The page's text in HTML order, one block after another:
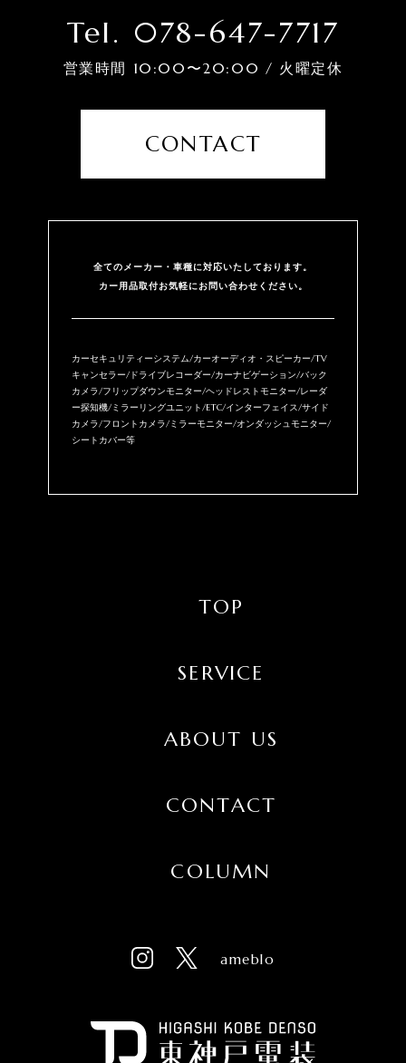
Tel. 078-647-7717
営業時間 10:00〜20:00 / 火曜定休
CONTACT
全てのメーカー・⾞種に対応いたしております。
カー用品取付お気軽にお問い合わせください。
カーセキュリティーシステム/カーオーディオ・スピーカー/TV
キャンセラー/ドライブレコーダー/カーナビゲーション/バック
カメラ/フリップダウンモニター/ヘッドレストモニター/レーダ
ー探知機/ミラーリングユニット/ETC/インターフェイス/サイド
カメラ/フロントカメラ/ミラーモニター/オンダッシュモニター/
シートカバー等
ameblo
TOP
SERVICE
ABOUT US
CONTACT
COLUMN